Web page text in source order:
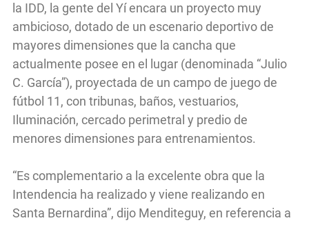
la IDD, la gente del Yí encara un proyecto muy
ambicioso, dotado de un escenario deportivo de
mayores dimensiones que la cancha que
actualmente posee en el lugar (denominada “Julio
C. García”), proyectada de un campo de juego de
fútbol 11, con tribunas, baños, vestuarios,
Iluminación, cercado perimetral y predio de
menores dimensiones para entrenamientos.
“Es complementario a la excelente obra que la
Intendencia ha realizado y viene realizando en
Santa Bernardina”, dijo Menditeguy, en referencia a